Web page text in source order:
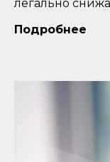
легально
Подробнее